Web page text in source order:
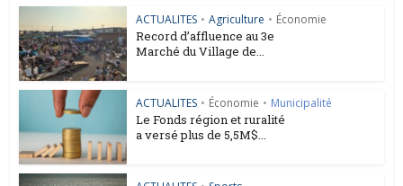
ACTUALITES • Agriculture • Économie
Record d’affluence au 3e
Marché du Village de...
ACTUALITES • Économie • Municipalité
Le Fonds région et ruralité
a versé plus de 5,5M$...